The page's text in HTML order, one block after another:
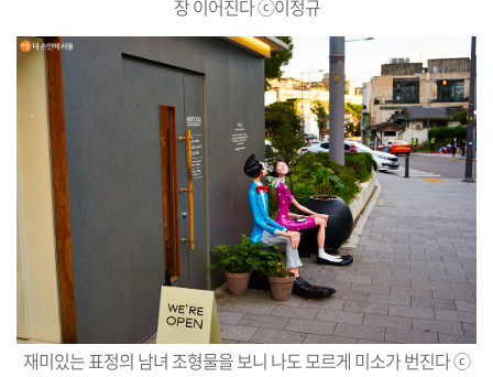
장 이어진다 ⓒ이정규
재미있는 표정의 남녀 조형물을 보니 나도 모르게 미소가 번진다 ⓒ